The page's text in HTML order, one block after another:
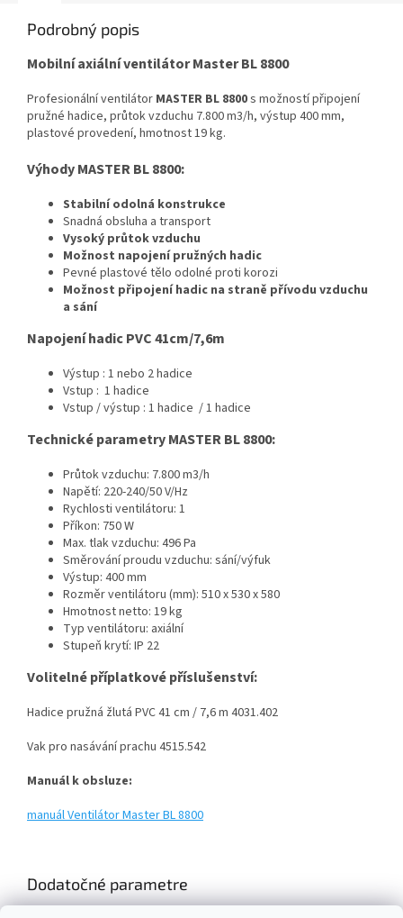
Podrobný popis
Mobilní axiální ventilátor Master BL 8800
Profesionální ventilátor MASTER BL 8800s možností připojení
pružné hadice, průtok vzduchu 7.800 m3/h, výstup 400 mm,
plastové provedení, hmotnost 19 kg.
VýhodyMASTER BL 8800:
Stabilní odolná konstrukce
Snadná obsluha a transport
Vysoký průtok vzduchu
Možnost napojení pružných hadic
Pevné plastové tělo odolné proti korozi
Možnost připojení hadic na straně přívodu vzduchu
a sání
Napojení hadic PVC 41cm/7,6m
Výstup : 1 nebo 2 hadice
Vstup : 1 hadice
Vstup / výstup : 1 hadice / 1 hadice
Technické parametryMASTER BL 8800:
Průtok vzduchu: 7.800 m3/h
Napětí: 220-240/50 V/Hz
Rychlosti ventilátoru: 1
Příkon: 750 W
Max. tlak vzduchu: 496 Pa
Směrování proudu vzduchu: sání/výfuk
Výstup: 400 mm
Rozměr ventilátoru (mm): 510 x 530 x 580
Hmotnost netto: 19 kg
Typ ventilátoru: axiální
Stupeň krytí: IP 22
Volitelné příplatkové příslušenství:
Hadice pružná žlutá PVC 41 cm / 7,6 m 4031.402
Vak pro nasávání prachu 4515.542
Manuál k obsluze:
manuál Ventilátor Master BL 8800
Dodatočné parametre